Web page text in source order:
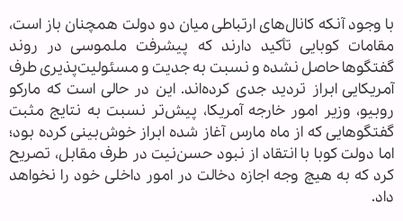
با وجود آنکه کانال‌های ارتباطی میان دو دولت همچنان باز است،
مقامات کوبایی تأکید دارند که پیشرفت ملموسی در روند
گفتگوها حاصل نشده و نسبت به جدیت و مسئولیت‌پذیری طرف
آمریکایی ابراز تردید جدی کرده‌اند. این در حالی است که مارکو
روبیو، وزیر امور خارجه آمریکا، پیش‌تر نسبت به نتایج مثبت
گفتگوهایی که از ماه مارس آغاز شده ابراز خوش‌بینی کرده بود؛
اما دولت کوبا با انتقاد از نبود حسن‌نیت در طرف مقابل، تصریح
کرد که به هیچ وجه اجازه دخالت در امور داخلی خود را نخواهد
داد.